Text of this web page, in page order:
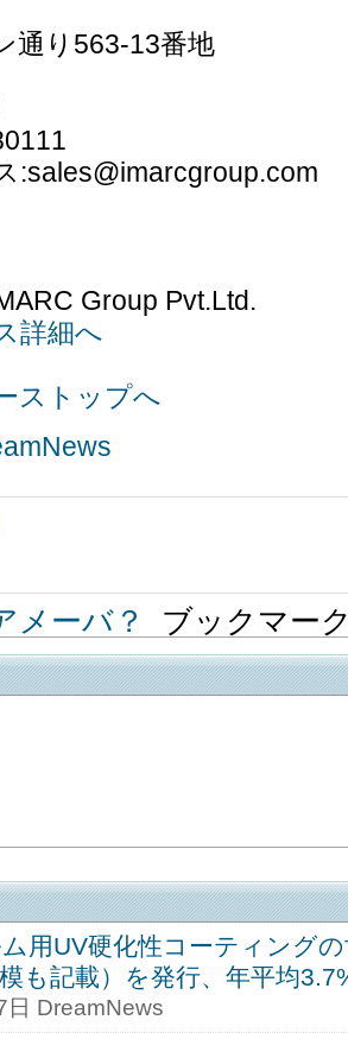
通り563-13番地
:sales@imarcgroup.com
Group Pvt.Ltd.
詳細へ
ストップへ
メーバ？ ブックマー
ム用UV硬化性コーティング
模も記載）を発行、年平均
日 DreamNews